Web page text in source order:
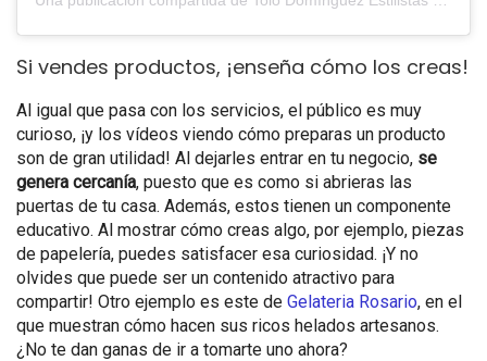
Si vendes productos, ¡enseña cómo los creas!
Al igual que pasa con los servicios, el público es muy
curioso, ¡y los vídeos viendo cómo preparas un producto
son de gran utilidad! Al dejarles entrar en tu negocio, se
genera cercanía, puesto que es como si abrieras las
puertas de tu casa. Además, estos tienen un componente
educativo. Al mostrar cómo creas algo, por ejemplo, piezas
de papelería, puedes satisfacer esa curiosidad. ¡Y no
olvides que puede ser un contenido atractivo para
compartir! Otro ejemplo es este de Gelateria Rosario, en el
que muestran cómo hacen sus ricos helados artesanos.
¿No te dan ganas de ir a tomarte uno ahora?